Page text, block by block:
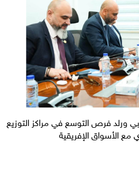
ورلد فرص التوسع في مراكز التوزيع
مع الأسواق الإفريقية